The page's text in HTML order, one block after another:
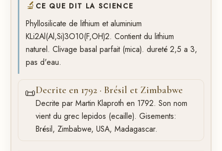
🔬 CE QUE DIT LA SCIENCE
Phyllosilicate de lithium et aluminium
KLi2Al(Al,Si)3O10(F,OH)2. Contient du lithium
naturel. Clivage basal parfait (mica). dureté 2,5 a 3,
pas d'eau.
📜Decrite en 1792 · Brésil et Zimbabwe
Decrite par Martin Klaproth en 1792. Son nom
vient du grec lepidos (ecaille). Gisements:
Brésil, Zimbabwe, USA, Madagascar.